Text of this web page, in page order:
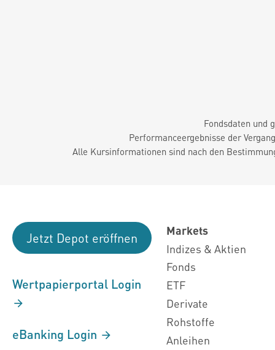
Fondsdaten und
Performanceergebnisse der
Alle Kursinformationen sind nach den
Jetzt Depot eröffnen
Wertpapierportal Login
eBanking Login
Markets
Indizes & Aktien
Fonds
ETF
Derivate
Rohstoffe
Anleihen